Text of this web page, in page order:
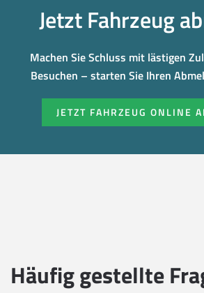
Jetzt Fahrzeug
Machen Sie Schluss mit lästigen
Besuchen – starten Sie Ihren
JETZT FAHRZEUG ONLINE
Häufig gestellte